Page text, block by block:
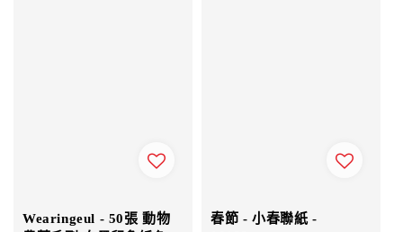
Wearingeul - 50張 動物
春節 - 小春聯紙 -